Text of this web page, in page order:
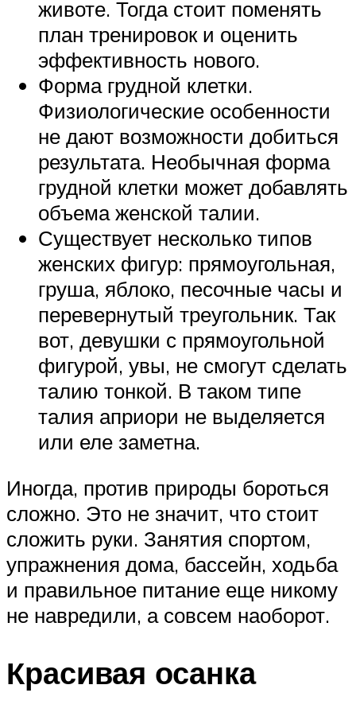
животе. Тогда стоит поменять
план тренировок и оценить
эффективность нового.
Форма грудной клетки.
Физиологические особенности
не дают возможности добиться
результата. Необычная форма
грудной клетки может добавлять
объема женской талии.
Существует несколько типов
женских фигур: прямоугольная,
груша, яблоко, песочные часы и
перевернутый треугольник. Так
вот, девушки с прямоугольной
фигурой, увы, не смогут сделать
талию тонкой. В таком типе
талия априори не выделяется
или еле заметна.
Иногда, против природы бороться
сложно. Это не значит, что стоит
сложить руки. Занятия спортом,
упражнения дома, бассейн, ходьба
и правильное питание еще никому
не навредили, а совсем наоборот.
Красивая осанка